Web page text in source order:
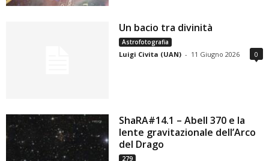
Un bacio tra divinità
Astrofotografia
Luigi Civita (UAN) - 11 Giugno 2026 0
ShaRA#14.1 – Abell 370 e la
lente gravitazionale dell’Arco
del Drago
279